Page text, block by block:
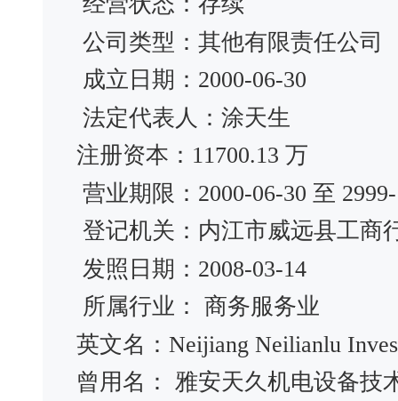
公司类型：其他有限责任公司
成立日期：2000-06-30
法定代表人：涂天生
注册资本：11700.13 万
营业期限：2000-06-30 至
登记机关：内江市威远县工商
发照日期：2008-03-14
所属行业： 商务服务业
英文名：Neijiang Neilianlu
曾用名： 雅安天久机电设备